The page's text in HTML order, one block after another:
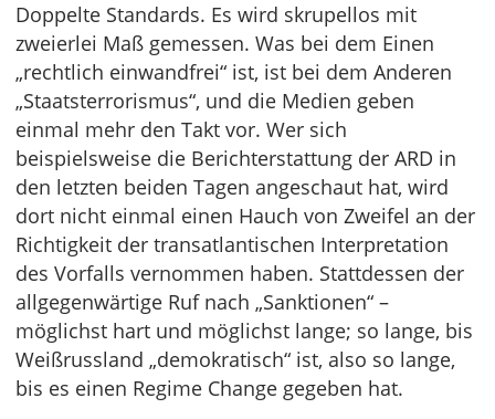
Doppelte Standards. Es wird skrupellos mit
zweierlei Maß gemessen. Was bei dem Einen
„rechtlich einwandfrei“ ist, ist bei dem Anderen
„Staatsterrorismus“, und die Medien geben
einmal mehr den Takt vor. Wer sich
beispielsweise die Berichterstattung der ARD in
den letzten beiden Tagen angeschaut hat, wird
dort nicht einmal einen Hauch von Zweifel an der
Richtigkeit der transatlantischen Interpretation
des Vorfalls vernommen haben. Stattdessen der
allgegenwärtige Ruf nach „Sanktionen“ –
möglichst hart und möglichst lange; so lange, bis
Weißrussland „demokratisch“ ist, also so lange,
bis es einen Regime Change gegeben hat.